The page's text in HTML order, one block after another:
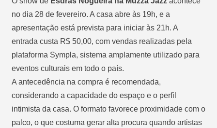
no dia 28 de fevereiro. A casa abre às 19h, e a
apresentação está prevista para iniciar às 21h. A
entrada custa R$ 50,00, com vendas realizadas pela
plataforma Sympla, sistema amplamente utilizado para
eventos culturais em todo o país.
A antecedência na compra é recomendada,
considerando a capacidade do espaço e o perfil
intimista da casa. O formato favorece proximidade com o
palco, o que costuma gerar alta procura quando artistas